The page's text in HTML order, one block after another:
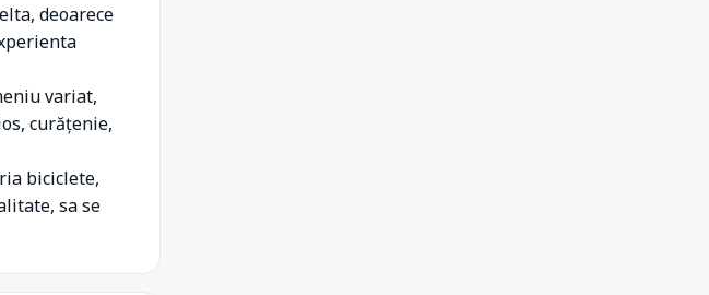
deoarece
variat,
curățenie,
biciclete,
sa se